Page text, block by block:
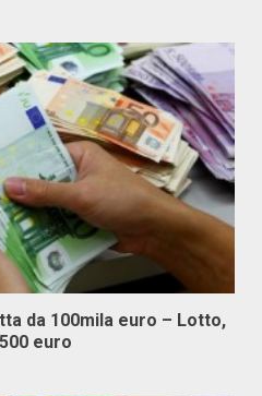
da 100mila euro – Lotto,
euro